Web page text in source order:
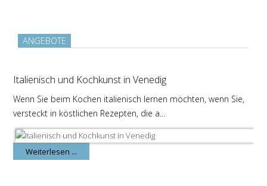
ANGEBOTE
Italienisch und Kochkunst in Venedig
Wenn Sie beim Kochen italienisch lernen möchten, wenn Sie,
versteckt in köstlichen Rezepten, die a...
Weiterlesen ...